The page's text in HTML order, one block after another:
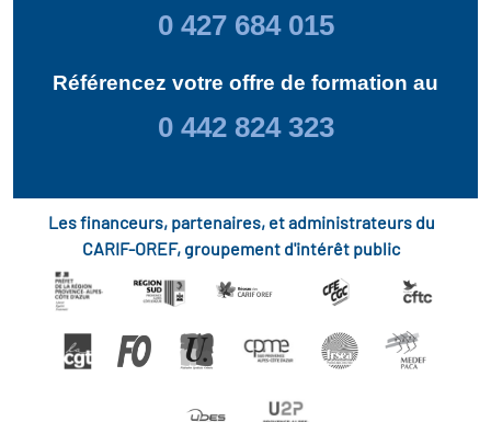
0 427 684 015
Référencez votre offre de formation au
0 442 824 323
Les financeurs, partenaires, et administrateurs du
CARIF-OREF, groupement d'intérêt public